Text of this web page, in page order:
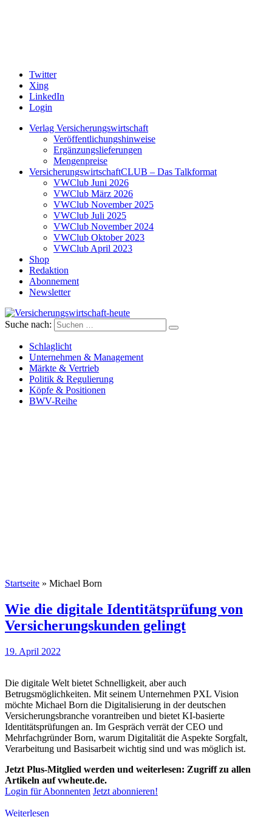
Twitter
Xing
LinkedIn
Login
Verlag Versicherungswirtschaft
Veröffentlichungshinweise
Ergänzungslieferungen
Mengenpreise
VersicherungswirtschaftCLUB – Das Talkformat
VWClub Juni 2026
VWClub März 2026
VWClub November 2025
VWClub Juli 2025
VWClub November 2024
VWClub Oktober 2023
VWClub April 2023
Shop
Redaktion
Abonnement
Newsletter
Versicherungswirtschaft-heute
Suche nach:
Schlaglicht
Unternehmen & Management
Märkte & Vertrieb
Politik & Regulierung
Köpfe & Positionen
BWV-Reihe
Startseite » Michael Born
Wie die digitale Identitätsprüfung von
Versicherungskunden gelingt
19. April 2022
Die digitale Welt bietet Schnelligkeit, aber auch
Betrugsmöglichkeiten. Mit seinem Unternehmen PXL Vision
möchte Michael Born die Digitalisierung in der deutschen
Versicherungsbranche vorantreiben und bietet KI-basierte
Identitätsprüfungen an. Im Gespräch verrät der CEO und
Mehrfachgründer Born, warum Digitalität die Aspekte Sorgfalt,
Verarbeitung und Basisarbeit wichtig sind und was möglich ist.
Jetzt Plus-Mitglied werden und weiterlesen: Zugriff zu allen
Artikeln auf vwheute.de.
Login für Abonnenten Jetzt abonnieren!
Weiterlesen